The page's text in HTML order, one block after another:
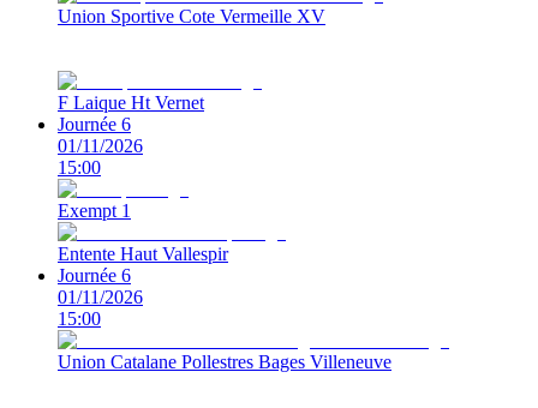
Union Sportive Cote Vermeille XV
F Laique Ht Vernet
Journée 6
01/11/2026
15:00
Exempt 1
Entente Haut Vallespir
Journée 6
01/11/2026
15:00
Union Catalane Pollestres Bages Villeneuve